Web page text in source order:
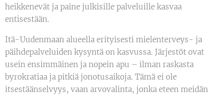
heikkenevät ja paine julkisille palveluille kasvaa
entisestään.
Itä-Uudenmaan alueella erityisesti mielenterveys- ja
päihdepalveluiden kysyntä on kasvussa. Järjestöt ovat
usein ensimmäinen ja nopein apu – ilman raskasta
byrokratiaa ja pitkiä jonotusaikoja. Tämä ei ole
itsestäänselvyys, vaan arvovalinta, jonka eteen meidän